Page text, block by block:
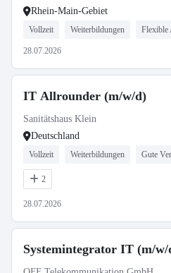
Rhein-Main-Gebiet
Vollzeit Weiterbildungen Flexible
28.07.2026
IT Allrounder (m/w/d)
Sanitätshaus Klein
Deutschland
Vollzeit Weiterbildungen Gute
2
28.07.2026
Systemintegrator IT (m/w/